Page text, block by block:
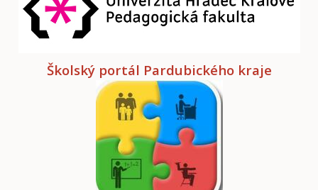
Školský portál Pardubického kraje